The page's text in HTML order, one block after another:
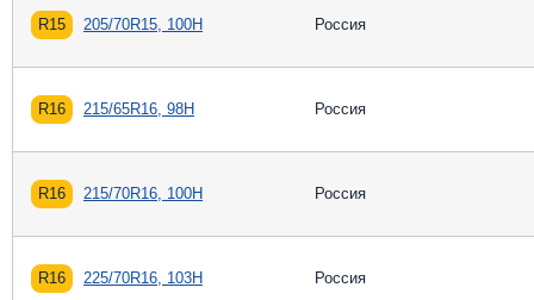
R15 205/70R15, 100H Россия
R16 215/65R16, 98H Россия
R16 215/70R16, 100H Россия
R16 225/70R16, 103H Россия